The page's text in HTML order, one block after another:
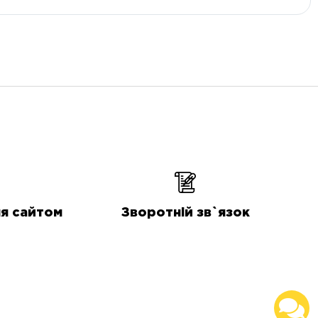
сайтом Зворотній зв`язок